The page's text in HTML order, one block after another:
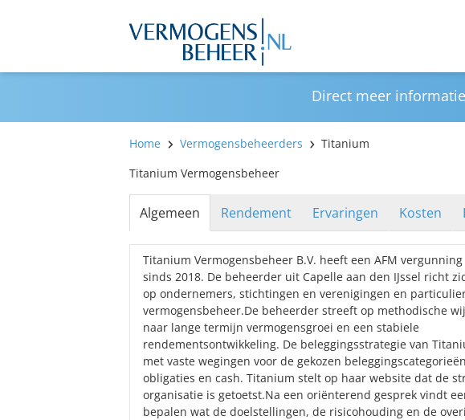
Direct meer
Home Vermogensbeheerders
Titanium
Titanium Vermogensbeheer
Algemeen Rendement Ervaringen Kosten
Titanium Vermogensbeheer B.V. heeft een AFM vergunning
sinds 2018. De beheerder uit Capelle aan den IJssel richt
op ondernemers, stichtingen en verenigingen en
vermogensbeheer.De beheerder streeft op methodische
naar lange termijn vermogensgroei en een stabiele
rendementsontwikkeling. De beleggingsstrategie van
met vaste wegingen voor de gekozen
obligaties en cash. Titanium stelt op haar website dat de
organisatie is getoetst.Na een oriënterend gesprek vindt
bepalen wat de doelstellingen, de risicohouding en de